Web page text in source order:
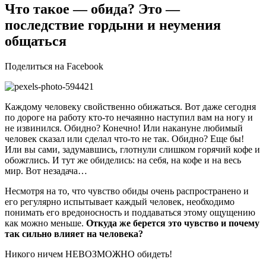
Что такое — обида? Это —
последствие гордыни и неумения
общаться
Поделиться на Facebook
Каждому человеку свойственно обижаться. Вот даже сегодня
по дороге на работу кто-то нечаянно наступил вам на ногу и
не извинился. Обидно? Конечно! Или накануне любимый
человек сказал или сделал что-то не так. Обидно? Еще бы!
Или вы сами, задумавшись, глотнули слишком горячий кофе и
обожглись. И тут же обиделись: на себя, на кофе и на весь
мир. Вот незадача…
Несмотря на то, что чувство обиды очень распространено и
его регулярно испытывает каждый человек, необходимо
понимать его вредоносность и поддаваться этому ощущению
как можно меньше. Откуда же берется это чувство и почему
так сильно влияет на человека?
Никого ничем НЕВОЗМОЖНО обидеть!